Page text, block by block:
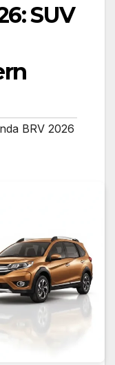
SUV
BRV 2026